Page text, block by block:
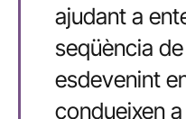
ajudant a
seqüència
esdevenint
condueixen